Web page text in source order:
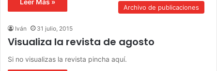
Leer Más »
Archivo de publicaciones
Iván 31 julio, 2015
Visualiza la revista de agosto
Si no visualizas la revista pincha aquí.